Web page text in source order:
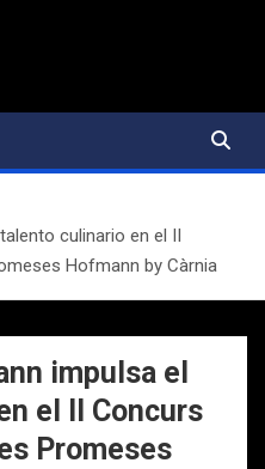
culinario en el II
Hofmann by Càrnia
impulsa el
el II Concurs
Promeses